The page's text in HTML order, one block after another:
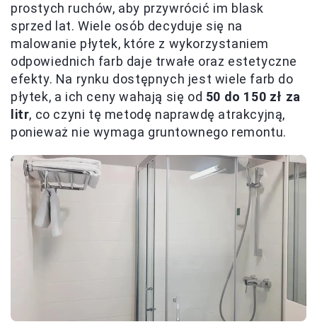
prostych ruchów, aby przywrócić im blask
sprzed lat. Wiele osób decyduje się na
malowanie płytek, które z wykorzystaniem
odpowiednich farb daje trwałe oraz estetyczne
efekty. Na rynku dostępnych jest wiele farb do
płytek, a ich ceny wahają się od 50 do 150 zł za
litr, co czyni tę metodę naprawdę atrakcyjną,
ponieważ nie wymaga gruntownego remontu.